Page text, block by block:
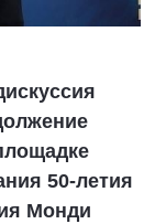
50-летия
Монди